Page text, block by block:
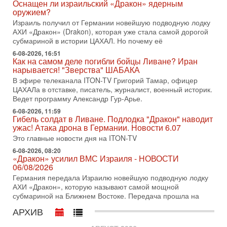
Нетаньяху в США и его встреча с Дональдом Трампом
оставили больше вопросов, чем ответов. Полная
31-07-2026, 15:18
Иран готовит покушение на Нетаниягу! Трамп не
хочет эскалации, но КСИР готовит взрыв!
В эфире телеканала ITON-TV СЕРГЕЙ МИГДАЛЬ, эксперт
по вопросам безопасности, офицер запаса
Международного управления полиции Израиля, автор
31-07-2026, 09:02
Битва за разоружение ХАМАСа - НОВОСТИ
31/07/2026
Сегодня президент США Дональд Трамп заявил о
достижении исторического соглашения о полном
разоружении ХАМАСа и других вооруженных группировок в
30-07-2026, 17:59
Иран доведет Трампа до крайних мер? Разбор и
оценка от военного обозревателя Давида Шарпа
Ситуация вокруг противостояния Ирана и США накаляется
с каждым днем. Почему Трамп в самый последний момент
отменил решение о нанесении тяжелых ударов
30-07-2026, 16:54
Покупатель авиакомпании «Аркия» намерен
Оснащен ли израильский «Дракон» ядерным
оружием?
Израиль получил от Германии новейшую подводную лодку
АХИ «Дракон» (Drakon), которая уже стала самой дорогой
субмариной в истории ЦАХАЛ. Но почему её
6-08-2026, 16:51
Как на самом деле погибли бойцы Ливане? Иран
нарывается! "Зверства" ШАБАКА
В эфире телеканала ITON-TV Григорий Тамар, офицер
ЦАХАЛа в отставке, писатель, журналист, военный историк.
Ведет программу Александр Гур-Арье.
6-08-2026, 11:59
Гибель солдат в Ливане. Подлодка "Дракон" наводит
ужас! Атака дрона в Германии. Новости 6.07
Это главные новости дня на ITON-TV
6-08-2026, 08:20
«Дракон» усилил ВМС Израиля - НОВОСТИ
06/08/2026
Германия передала Израилю новейшую подводную лодку
АХИ «Дракон», которую называют самой мощной
субмариной на Ближнем Востоке. Передача прошла на
АРХИВ